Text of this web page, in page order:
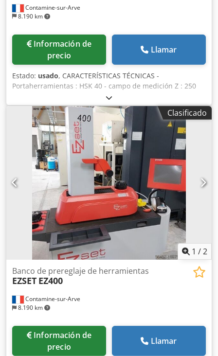
Contamine-sur-Arve
8.190 km
Información de
precio
Llamar
Estado: usado, CARACTERÍSTICAS TÉCNICAS -
Portaherramientas : HSK 40 - campo de medición Z : 250
[mm] - rango de medición X : 300 [mm] - diámetro de giro :
240 [mm] Cjdpsuhb Smsfx Abzsrf - peso máx. de la
herramienta : 20 [kg]
Clasificado
1 /2
Contamine-sur-Arve
8.190 km
Banco de prereglaje de herramientas
EZSET EZ400
Información de
precio
Llamar